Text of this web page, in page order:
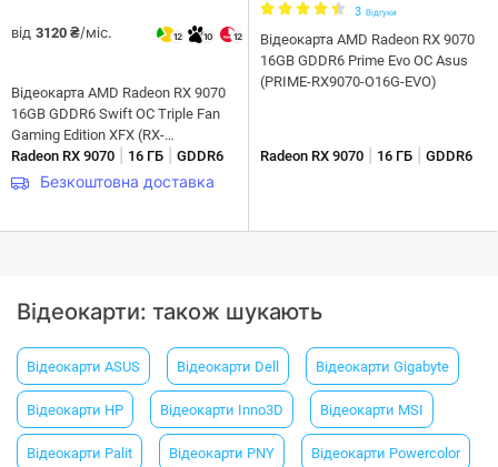
від 3120 ₴/міс. 12 10 12
Відеокарта AMD Radeon RX 9070
16GB GDDR6 Swift OC Triple Fan
Gaming Edition XFX (RX-
97SWFB3B9)
Radeon RX 9070 16 ГБ GDDR6
Безкоштовна доставка
3 Відгуки
Відеокарта AMD Radeon RX 9070
16GB GDDR6 Prime Evo OC Asus
(PRIME-RX9070-O16G-EVO)
Radeon RX 9070 16 ГБ GDDR6
Відеокарти: також шукають
Відеокарти ASUS Відеокарти Dell Відеокарти Gigabyte
Відеокарти HP Відеокарти Inno3D Відеокарти MSI
Відеокарти Palit Відеокарти PNY Відеокарти Powercolor